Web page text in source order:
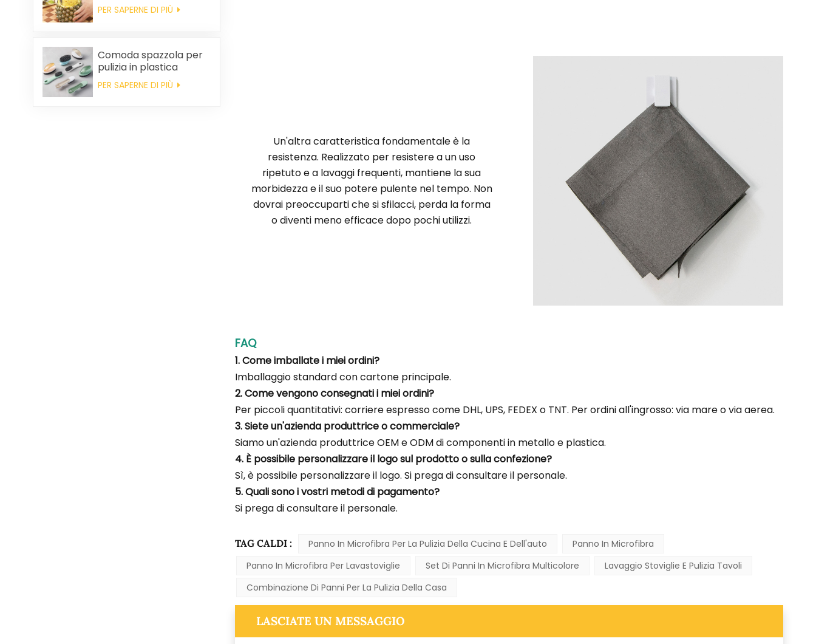
PER SAPERNE DI PIÙ
Comoda spazzola per
pulizia in plastica
all'ingrosso
PER SAPERNE DI PIÙ
Un'altra caratteristica fondamentale è la
resistenza. Realizzato per resistere a un uso
ripetuto e a lavaggi frequenti, mantiene la sua
morbidezza e il suo potere pulente nel tempo. Non
dovrai preoccuparti che si sfilacci, perda la forma
o diventi meno efficace dopo pochi utilizzi.
FAQ
1. Come imballate i miei ordini?
Imballaggio standard con cartone principale.
2. Come vengono consegnati i miei ordini?
Per piccoli quantitativi: corriere espresso come DHL, UPS, FEDEX o TNT. Per ordini all'ingrosso: via mare o via aerea.
3. Siete un'azienda produttrice o commerciale?
Siamo un'azienda produttrice OEM e ODM di componenti in metallo e plastica.
4. È possibile personalizzare il logo sul prodotto o sulla confezione?
Sì, è possibile personalizzare il logo. Si prega di consultare il personale.
5. Quali sono i vostri metodi di pagamento?
Si prega di consultare il personale.
TAG CALDI : Panno In Microfibra Per La Pulizia Della Cucina E Dell'auto
Panno In Microfibra
Panno In Microfibra Per Lavastoviglie
Set Di Panni In Microfibra Multicolore
Lavaggio Stoviglie E Pulizia Tavoli
Combinazione Di Panni Per La Pulizia Della Casa
LASCIATE UN MESSAGGIO